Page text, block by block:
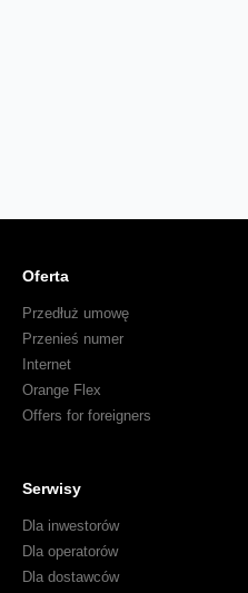
Oferta
Przedłuż umowę
Przenieś numer
Internet
Orange Flex
Offers for foreigners
Serwisy
Dla inwestorów
Dla operatorów
Dla dostawców